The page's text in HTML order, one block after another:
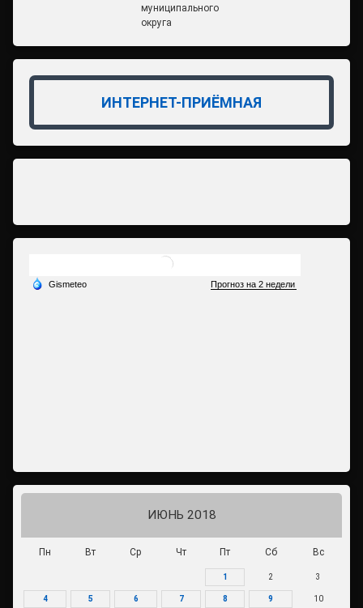
муниципального
округа
ИНТЕРНЕТ-ПРИЁМНАЯ
ИЮНЬ 2018
Пн Вт Ср Чт Пт Сб Вс
1 2 3
4 5 6 7 8 9 10